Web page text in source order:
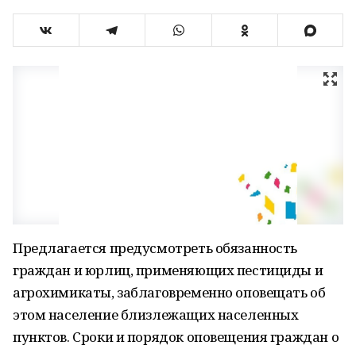
Предлагается предусмотреть обязанность
граждан и юрлиц, применяющих пестициды и
агрохимикаты, заблаговременно оповещать об
этом население близлежащих населенных
пунктов. Сроки и порядок оповещения граждан о